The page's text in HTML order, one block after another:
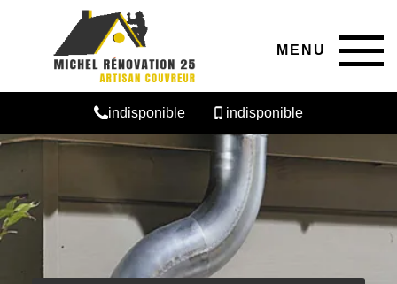
MENU
indisponible indisponible